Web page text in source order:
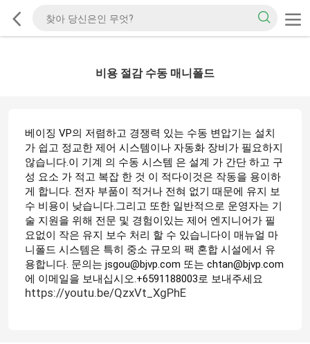
비용 절감 수동 매니폴드
베이징 VP의 저렴하고 경쟁력 있는 수동 변압기는 설치
가 쉽고 정교한 제어 시스템이나 자동화 장비가 필요하지
않습니다.이 기계 의 수동 시스템 은 설계 가 간단 하고 구
성 요소 가 적고 복잡 한 것 이 적다이것은 작동을 용이하
게 합니다. 전자 부품이 적거나 전혀 없기 때문에 유지 보
수 비용이 낮습니다.그리고 또한 일반적으로 운영자는 기
술 지원을 위해 전문 및 경험이있는 제어 엔지니어가 필
요없이 작은 유지 보수 처리 할 수 있습니다이 매뉴얼 마
니폴드 시스템은 특히 중소 규모의 팩 혼합 시설에서 유
용합니다. 문의는 jsgou@bjvp.com 또는 chtan@bjvp.com
에 이메일을 보내십시오.+6591188003로 보내주세요
https://youtu.be/QzxVt_XgPhE